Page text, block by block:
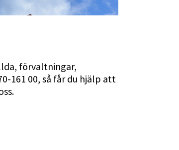
förvaltningar,
161 00, så får du hjälp att